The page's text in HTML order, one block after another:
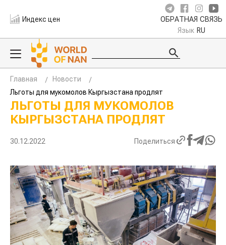
Индекс цен ОБРАТНАЯ СВЯЗЬ
Язык RU
Главная
Новости
Льготы для мукомолов Кыргызстана продлят
ЛЬГОТЫ ДЛЯ МУКОМОЛОВ
КЫРГЫЗСТАНА ПРОДЛЯТ
30.12.2022 Поделиться